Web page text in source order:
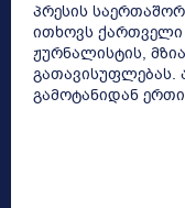
პრესის
ითხოვს
ჟურნალისტის,
გათავისუფლებას.
გამოტანიდან